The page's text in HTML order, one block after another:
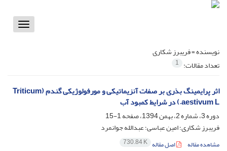
Toggle
نویسنده =فریبرز شکاری
تعداد مقالات: 1
اثر پرایمینگ بذری بر صفات آنزیماتیکی و مورفولوژیکی گندم (Triticum
aestivum L.) در شرایط کمبود آب
دوره 3، شماره 2، بهمن 1394، صفحه
1-15
فریبرز شکاری؛ امین عباسی؛ عبدالله جوانمرد
مشاهده مقاله اصل مقاله 730.84 K